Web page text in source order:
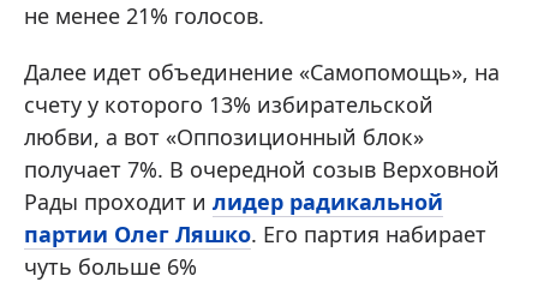
не менее 21% голосов.
Далее идет объединение «Самопомощь», на
счету у которого 13% избирательской
любви, а вот «Оппозиционный блок»
получает 7%. В очередной созыв Верховной
Рады проходит и лидер радикальной
партии Олег Ляшко. Его партия набирает
чуть больше 6%